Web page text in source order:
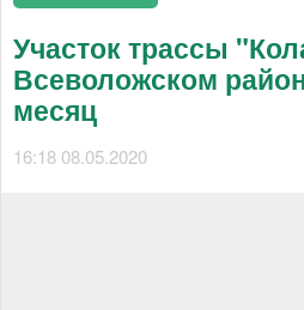
Участок трассы
Всеволожском
месяц
16:18 08.05.2020